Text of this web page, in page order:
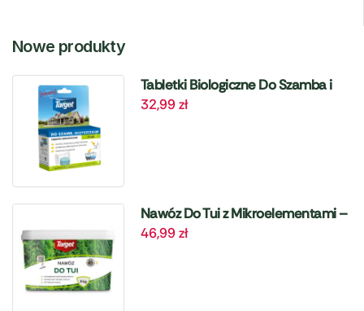
Nowe produkty
Tabletki Biologiczne Do Szamba i
Oczyszczalni – 6 szt. Target
32,99zł
Nawóz Do Tui z Mikroelementami –
4 kg Target
46,99zł